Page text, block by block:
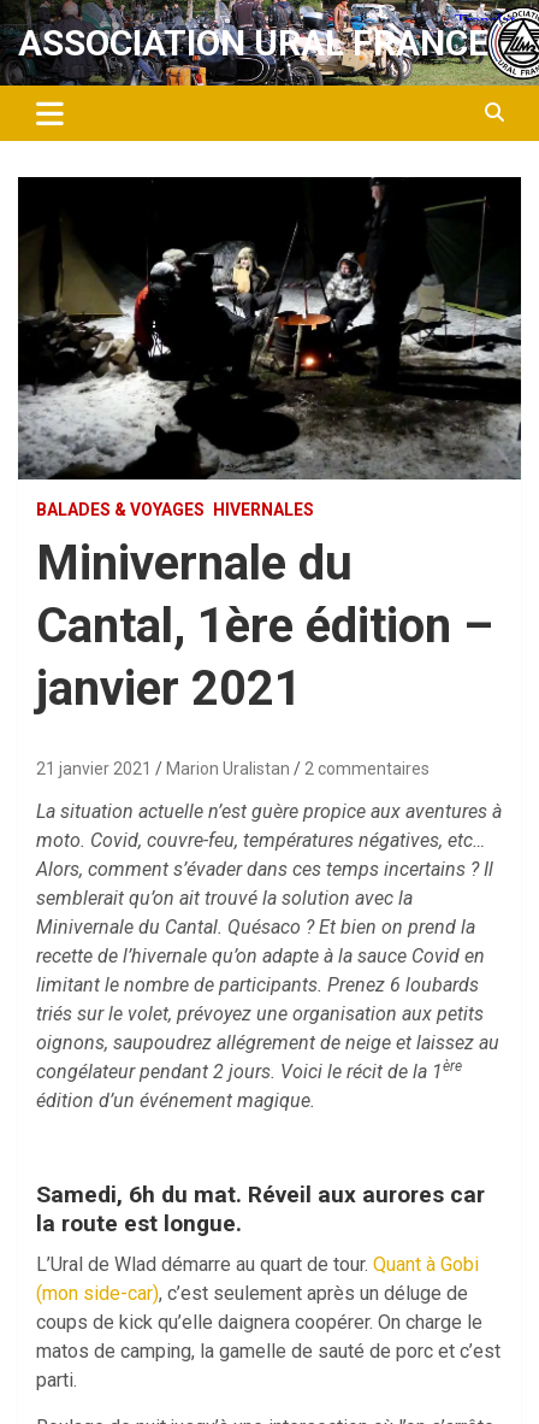
Aller
au
contenu
ASSOCIATION URAL FRANCE
BALADES & VOYAGES HIVERNALES
Minivernale du
Cantal, 1ère édition –
janvier 2021
21 janvier 2021 Marion Uralistan 2 commentaires
La situation actuelle n’est guère propice aux aventures à
moto. Covid, couvre-feu, températures négatives, etc…
Alors, comment s’évader dans ces temps incertains ? Il
semblerait qu’on ait trouvé la solution avec la
Minivernale du Cantal. Quésaco ? Et bien on prend la
recette de l’hivernale qu’on adapte à la sauce Covid en
limitant le nombre de participants. Prenez 6 loubards
triés sur le volet, prévoyez une organisation aux petits
oignons, saupoudrez allégrement de neige et laissez au
congélateur pendant 2 jours. Voici le récit de la 1ère
édition d’un événement magique.
Samedi, 6h du mat. Réveil aux aurores car
la route est longue.
L’Ural de Wlad démarre au quart de tour. Quant à Gobi
(mon side-car), c’est seulement après un déluge de
coups de kick qu’elle daignera coopérer. On charge le
matos de camping, la gamelle de sauté de porc et c’est
parti.